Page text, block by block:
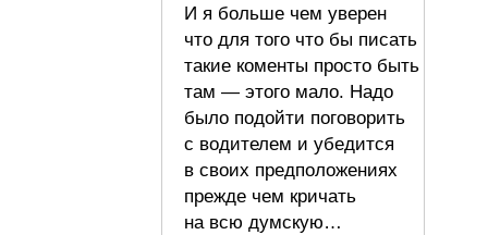
И я больше чем уверен
что для того что бы писать
такие коменты просто быть
там — этого мало. Надо
было подойти поговорить
с водителем и убедится
в своих предположениях
прежде чем кричать
на всю думскую…